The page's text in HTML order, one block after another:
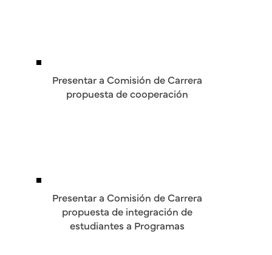
Presentar a Comisión de Carrera
propuesta de cooperación
Presentar a Comisión de Carrera
propuesta de integración de
estudiantes a Programas